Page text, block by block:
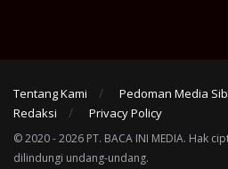
Tentang Kami Pedoman Media
Redaksi
Privacy Policy
© 2020 - 2026 PT. BACA INI MEDIA. Hak
dilindungi undang-undang.